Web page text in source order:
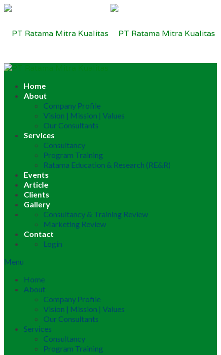
Home
About
Company Profile
Vision | Mission | Values
Our Consultants
Services
Consultancy
Program Training
Ratama Education & Research (RE&R)
Events
Article
Clients
Gallery
Consultancy & Training Review
Marketing Review
Contact
Login
Menu
Home
About
Company Profile
Vision | Mission | Values
Our Consultants
Services
Consultancy
Program Training